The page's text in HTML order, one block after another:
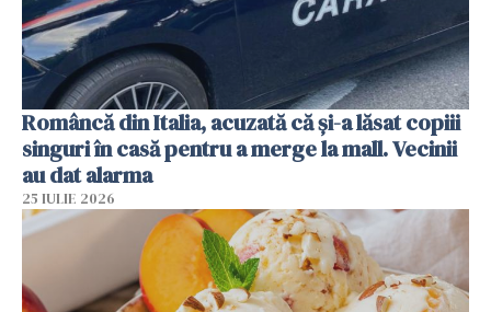
Româncă din Italia, acuzată că și-a lăsat copiii
singuri în casă pentru a merge la mall. Vecinii
au dat alarma
25 IULIE 2026